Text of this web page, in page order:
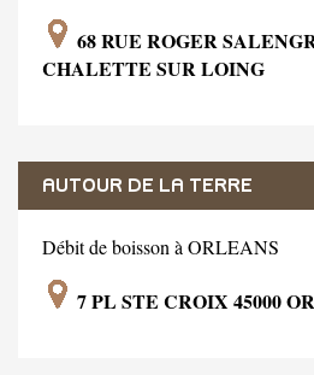
68 RUE ROGER
CHALETTE SUR LOING
AUTOUR DE LA TERRE
Débit de boisson à ORLEANS
7 PL STE CROIX 45000